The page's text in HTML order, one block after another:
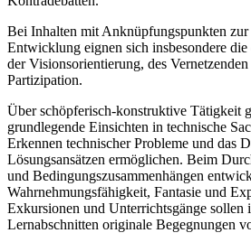
Bei Inhalten mit Anknüpfungspunkten
Entwicklung eignen sich insbesondere
der Visionsorientierung, des
Partizipation.
Über schöpferisch-konstruktive Tätigkeit
grundlegende Einsichten in technische
Erkennen technischer Probleme und das
Lösungsansätzen ermöglichen. Beim
und Bedingungszusammenhängen
Wahrnehmungsfähigkeit, Fantasie und
Exkursionen und Unterrichtsgänge sollen
Lernabschnitten originale Begegnungen